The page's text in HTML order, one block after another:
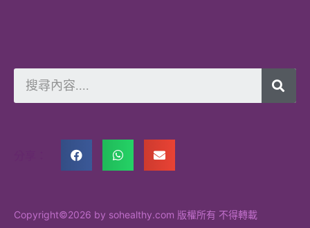
Copyright©2026 by sohealthy.com 版權所有 不得轉載